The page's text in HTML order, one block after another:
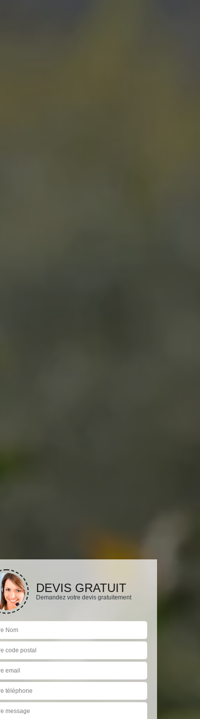
DEVIS GRATUIT
Demandez votre devis gratuitement